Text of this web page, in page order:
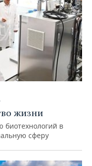
жизни
биотехнологий в
сферу